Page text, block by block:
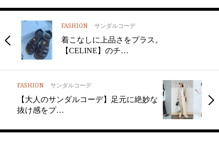
FASHION サンダルコーデ
着こなしに上品さをプラス。
【CELINE】のチ…
FASHION サンダルコーデ
【大人のサンダルコーデ】足元に絶妙な
抜け感をプ…